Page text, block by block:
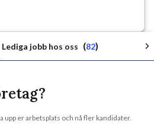
Lediga jobb hos oss (82)
upp er arbetsplats och nå fler kandidater.